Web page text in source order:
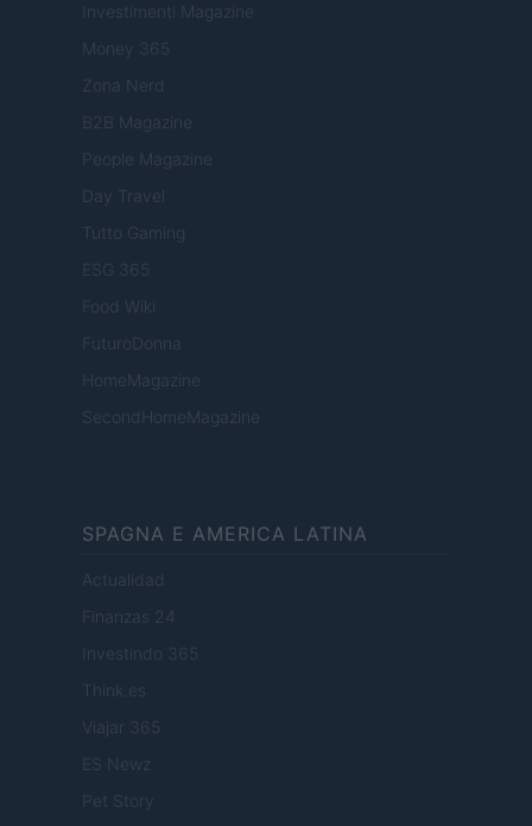
Investimenti Magazine
Money 365
Zona Nerd
B2B Magazine
People Magazine
Day Travel
Tutto Gaming
ESG 365
Food Wiki
FuturoDonna
HomeMagazine
SecondHomeMagazine
SPAGNA E AMERICA LATINA
Actualidad
Finanzas 24
Investindo 365
Think.es
Viajar 365
ES Newz
Pet Story